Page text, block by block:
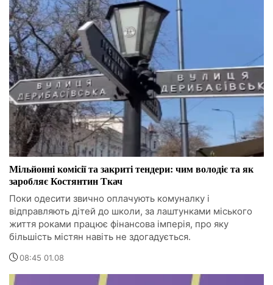
Мільйонні комісії та закриті тендери: чим володіє та як
заробляє Костянтин Ткач
Поки одесити звично оплачують комуналку і
відправляють дітей до школи, за лаштунками міського
життя роками працює фінансова імперія, про яку
більшість містян навіть не здогадується.
08:45 01.08